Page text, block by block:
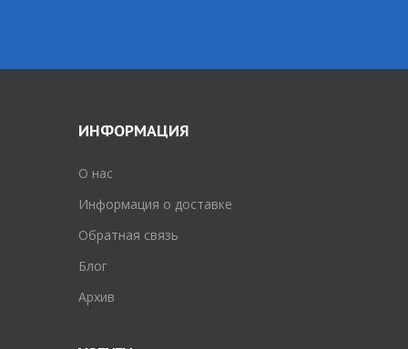
ИНФОРМАЦИЯ
O нас
Информация о доставке
Обратная связь
Блог
Архив